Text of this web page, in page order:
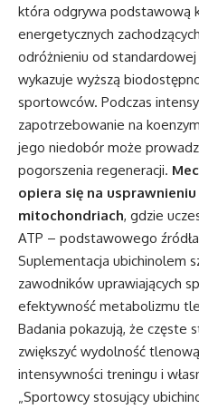
która odgrywa podstawową
energetycznych
odróżnieniu od
wykazuje wyższą
sportowców. Podczas
zapotrzebowanie na
jego niedobór może
pogorszenia regeneracji.
opiera się na
mitochondriach, gdzie
ATP – podstawowego
Suplementacja ubichinolem
zawodników uprawiających
efektywność metabolizmu
Badania pokazują, że częste
zwiększyć wydolność
intensywności treningu i
„Sportowcy stosujący